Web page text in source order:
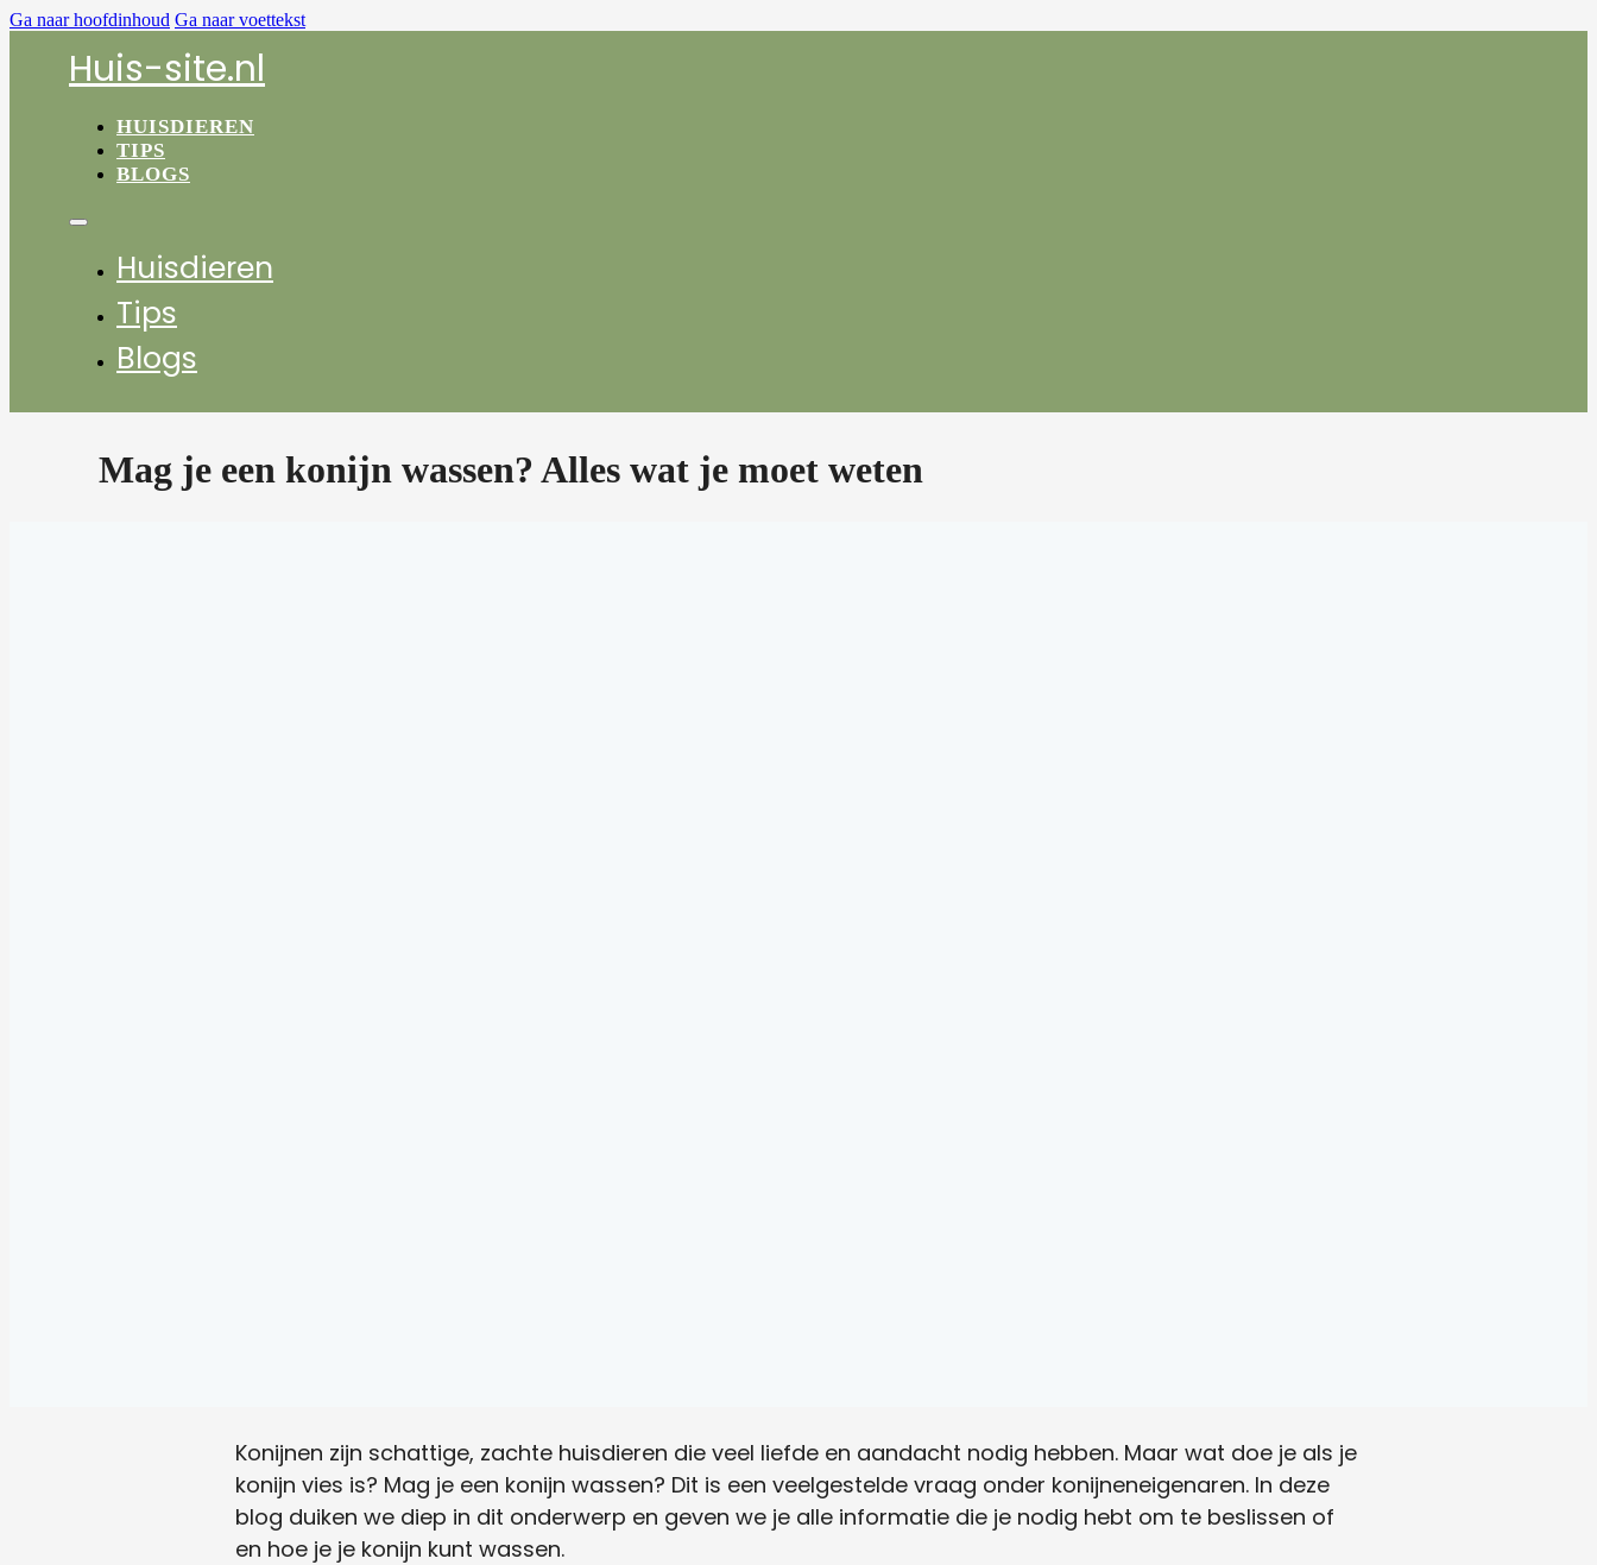
Ga naar hoofdinhoud Ga naar voettekst
Huis-site.nl
HUISDIEREN
TIPS
BLOGS
Huisdieren
Tips
Blogs
Mag je een konijn wassen? Alles wat je moet weten
Konijnen zijn schattige, zachte huisdieren die veel liefde en aandacht nodig hebben. Maar wat doe je als je
konijn vies is? Mag je een konijn wassen? Dit is een veelgestelde vraag onder konijneneigenaren. In deze
blog duiken we diep in dit onderwerp en geven we je alle informatie die je nodig hebt om te beslissen of
en hoe je je konijn kunt wassen.